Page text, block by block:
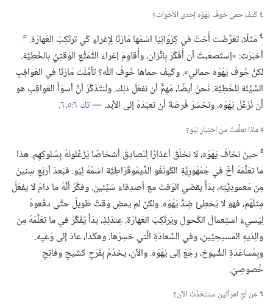
٤كَيفَ حمى خَوفُ يَهْوَه إحدى الأخَوات؟‏
٤ مَثَلًا،‏ تعَرَّضَت أُختٌ في كِرْوَاتِيَا اسْمُها مَارْتَا لِإغراءٍ كَي ترتَكِبَ العَهارَة.‏ b
أخبَرَت:‏ «إستَصعَبتُ أن أُفَكِّرَ بِاتِّزان،‏ وأُقاوِمَ إغراءَ التَّمَتُّعِ الوَقتِيِّ بِالخَطِيَّة.‏
لكنَّ خَوفَ يَهْوَه حماني».‏ وكَيفَ حماها خَوفُ اللّٰه؟‏ تأمَّلَت مَارْتَا في العَواقِبِ
السَّيِّئَة لِلخَطِيَّة.‏ نَحنُ أيضًا،‏ مُهِمٌّ أن نفعَلَ ذلِك.‏ ولْنتَذَكَّرْ أنَّ أسوَأَ العَواقِبِ هو
أن نُزَعِّلَ يَهْوَه،‏ ونخسَرَ فُرصَةَ أن نعبُدَهُ إلى الأبَد.‏ —‏تك ٦:‏٥،‏ ٦ ‏.‏
٥ماذا تعَلَّمتَ مِنِ اختِبارِ لِيُو؟‏
٥حينَ نخافُ يَهْوَه،‏ لا نخلُقُ أعذارًا لِنُصادِقَ أشخاصًا يُزَعِّلونَهُ بِسُلوكِهِم.‏ هذا
ما تعَلَّمَهُ أخٌ في جُمْهُورِيَّةِ الكُونْغُو الدِّيمُوقْرَاطِيَّة اسْمُهُ لِيُو.‏ فبَعدَ أربَعِ سِنينَ
مِن مَعمودِيَّتِه،‏ بدَأَ يقضي الوَقتَ مع أصدِقاءَ سَيِّئين.‏ وفكَّرَ أنَّهُ ما دامَ لا يفعَلُ
مِثلَهُم،‏ فهو لا يُخطِئُ ضِدَّ يَهْوَه.‏ ولكنْ لم يمضِ وَقتٌ طَويلٌ حتَّى دفَعوهُ
لِيُسيءَ استِعمالَ الكُحولِ ويَرتَكِبَ العَهارَة.‏ عِندَئِذٍ،‏ بدَأَ يُفَكِّرُ في ما تعَلَّمَهُ مِن
والِدَيهِ المَسيحِيَّين،‏ وفي السَّعادَةِ الَّتي خسِرَها.‏ وهكَذا،‏ عادَ إلى وَعيِه.‏
وبِمُساعَدَةِ الشُّيوخ،‏ رجَعَ إلى يَهْوَه.‏ والآن،‏ يخدُمُ بِفَرَحٍ كشَيخٍ وفاتِحٍ
خُصوصِيّ.‏
٦عن أيِّ امرَأتَينِ سنتَحَدَّثُ الآن؟‏